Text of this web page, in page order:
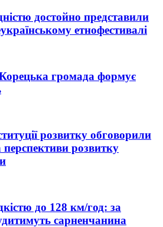
достойно представили
етнофестивалі
Корецька громада формує
розвитку обговорили
перспективи розвитку
до 128 км/год: за
сарненчанина